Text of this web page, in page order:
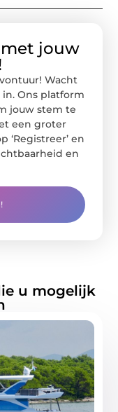
jouw
Wacht
Ons platform
jouw stem te
een groter
‘Registreer’ en
en
u mogelijk